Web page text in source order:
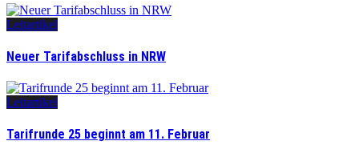
Leitartikel
Neuer Tarifabschluss in NRW
Leitartikel
Tarifrunde 25 beginnt am 11. Februar